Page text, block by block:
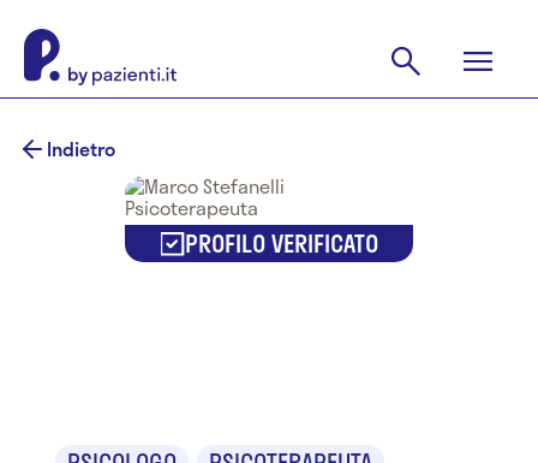
Indietro
PROFILO VERIFICATO